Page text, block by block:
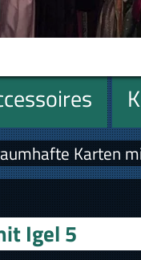
Karten
Igel 5